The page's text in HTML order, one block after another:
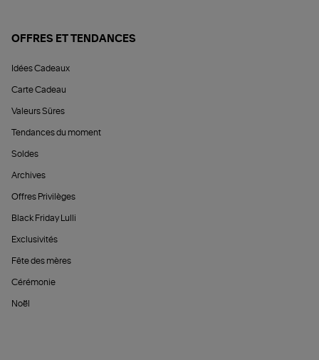
OFFRES ET TENDANCES
Idées Cadeaux
Carte Cadeau
Valeurs Sûres
Tendances du moment
Soldes
Archives
Offres Privilèges
Black Friday Lulli
Exclusivités
Fête des mères
Cérémonie
Noël